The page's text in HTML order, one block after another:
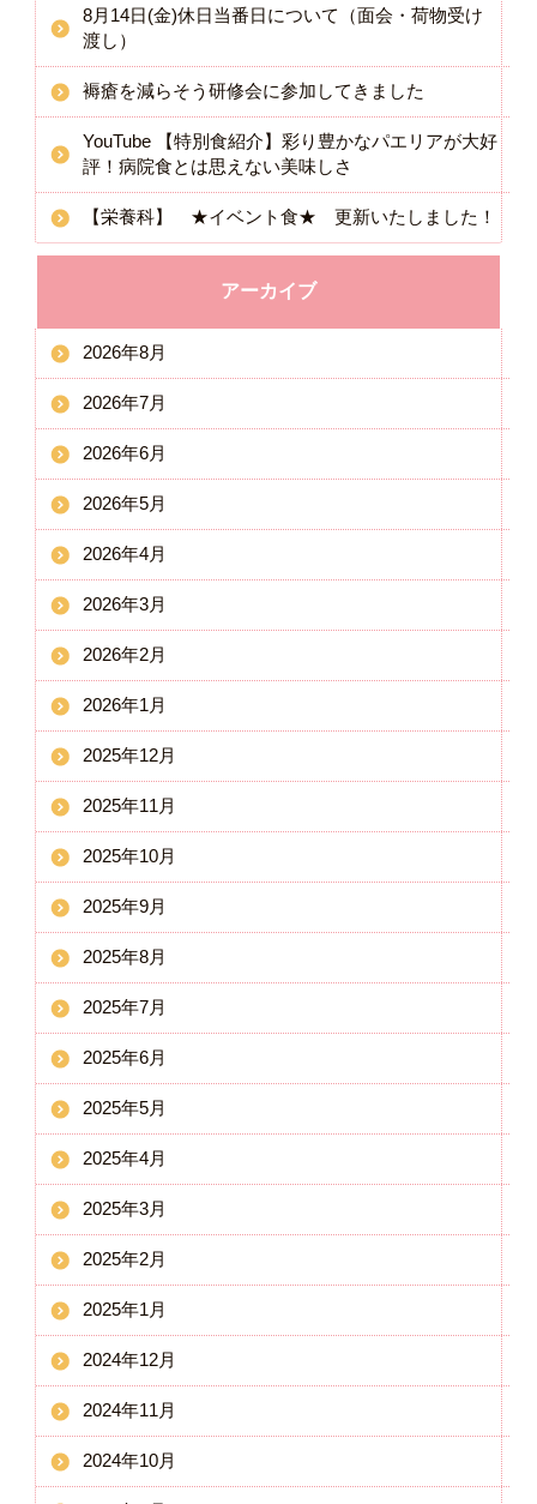
8月14日(金)休日当番日について（面会・荷物受け
渡し）
褥瘡を減らそう研修会に参加してきました
YouTube 【特別食紹介】彩り豊かなパエリアが大好
評！病院食とは思えない美味しさ
【栄養科】 ★イベント食★ 更新いたしました！
アーカイブ
2026年8月
2026年7月
2026年6月
2026年5月
2026年4月
2026年3月
2026年2月
2026年1月
2025年12月
2025年11月
2025年10月
2025年9月
2025年8月
2025年7月
2025年6月
2025年5月
2025年4月
2025年3月
2025年2月
2025年1月
2024年12月
2024年11月
2024年10月